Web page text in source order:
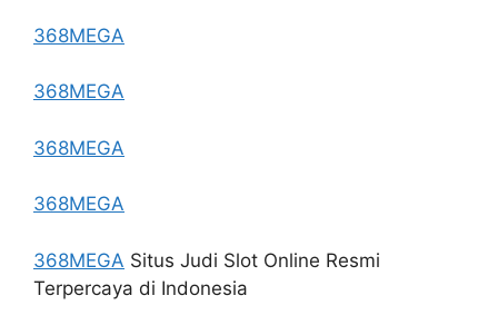
368MEGA
368MEGA
368MEGA
368MEGA
368MEGA Situs Judi Slot Online Resmi
Terpercaya di Indonesia